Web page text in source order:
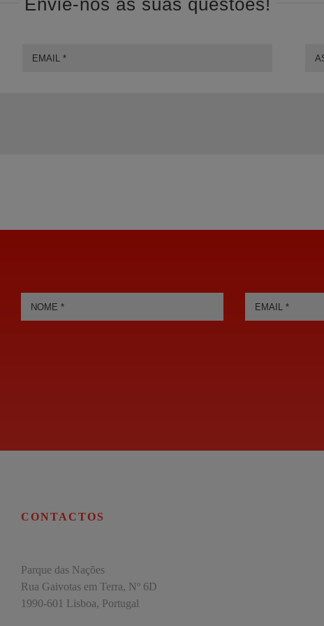
Envie-nos as suas questões!
CONTACTOS
Parque das Nações
Rua Gaivotas em Terra, Nº 6D
1990-601 Lisboa, Portugal